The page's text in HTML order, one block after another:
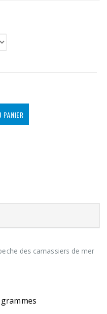
PANIER
des carnassiers de mer